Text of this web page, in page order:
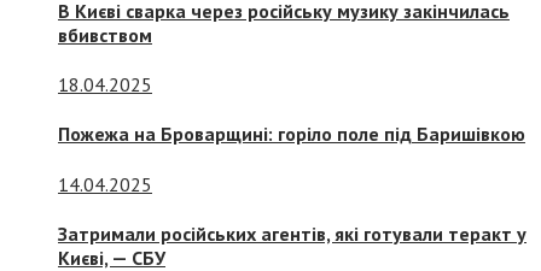
В Києві сварка через російську музику закінчилась
вбивством
18.04.2025
Пожежа на Броварщині: горіло поле під Баришівкою
14.04.2025
Затримали російських агентів, які готували теракт у
Києві, — СБУ